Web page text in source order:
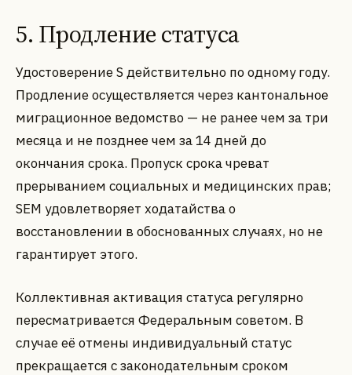
5. Продление статуса
Удостоверение S действительно по одному году.
Продление осуществляется через кантональное
миграционное ведомство — не ранее чем за три
месяца и не позднее чем за 14 дней до
окончания срока. Пропуск срока чреват
прерыванием социальных и медицинских прав;
SEM удовлетворяет ходатайства о
восстановлении в обоснованных случаях, но не
гарантирует этого.
Коллективная активация статуса регулярно
пересматривается Федеральным советом. В
случае её отмены индивидуальный статус
прекращается с законодательным сроком